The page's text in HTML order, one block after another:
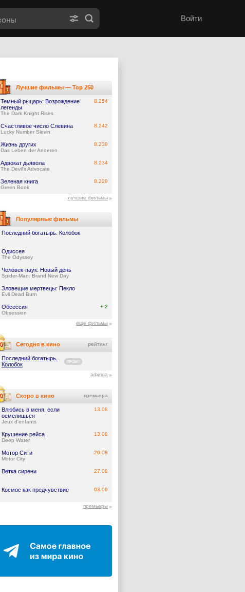
Войти
Лучшие фильмы — Top 250
Темный рыцарь: Возрождение
легенды
The Dark Knight Rises
8.254
Счастливое число Слевина
Lucky Number Slevin
8.242
Жизнь других
Das Leben der Anderen
8.239
Адвокат дьявола
The Devil's Advocate
8.234
Зеленая книга
Green Book
8.229
лучшие фильмы
Популярные фильмы
Последний богатырь. Колобок
Одиссея
The Odyssey
Человек-паук: Новый день
Spider-Man: Brand New Day
Зловещие мертвецы: Пекло
Evil Dead Burn
Обсессия
Obsession
+ 2
еще фильмы
Сегодня в кино рейтинг
Последний богатырь.
Колобок
ПРОМО
афиша
Скоро в кино премьера
Влюбись в меня, если
осмелишься
Jeux d'enfants
13.08
Крушение рейса
Deep Water
13.08
Мотор Сити
Motor City
20.08
Ветка сирени 27.08
Космос как предчувствие 03.09
премьеры